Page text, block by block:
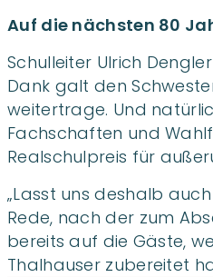
Auf die nächsten 80
Schulleiter Ulrich
Dank galt den
weitertrage. Und
Fachschaften und
Realschulpreis für
„Lasst uns deshalb
Rede, nach der zum
bereits auf die Gäste,
Thalhauser zubereitet